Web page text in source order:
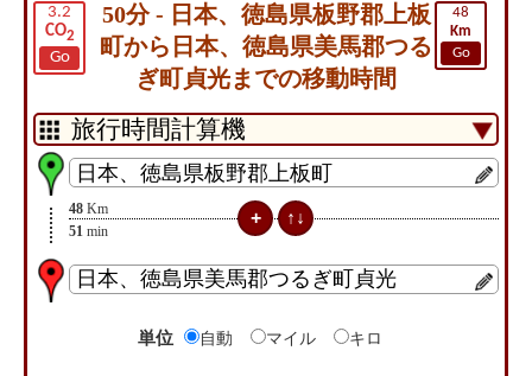
3.2
CO2
Go
48
Km
Go
50分 - 日本、徳島県板野郡上板
町から日本、徳島県美馬郡つる
ぎ町貞光までの移動時間
48 Km
51 min
単位 自動 マイル キロ